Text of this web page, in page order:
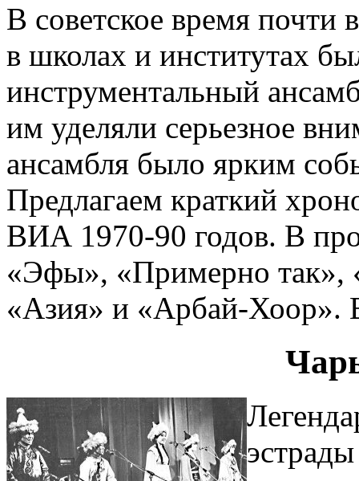
В советское время
в школах и институтах
инструментальный
им уделяли серьезное
ансамбля было ярким
Предлагаем краткий
ВИА 1970-90 годов. В
«Эфы», «Примерно так»,
«Азия» и «Арбай-Хоор».